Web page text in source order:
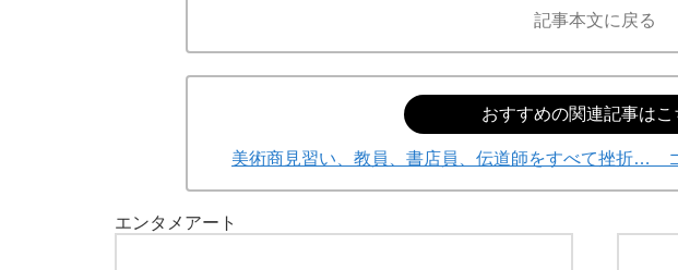
記事本文に戻る
おすすめの関連記事はこ
美術商見習い、教員、書店員、伝道師をすべて挫折…
エンタメ アート